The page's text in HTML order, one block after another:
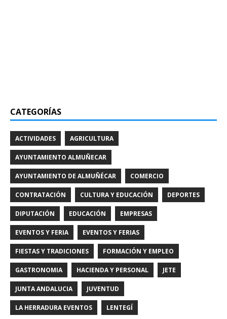
CATEGORÍAS
ACTIVIDADES AGRICULTURA
AYUNTAMIENTO ALMUÑECAR
AYUNTAMIENTO DE ALMUÑÉCAR COMERCIO
CONTRATACIÓN CULTURA Y EDUCACIÓN DEPORTES
DIPUTACIÓN EDUCACIÓN EMPRESAS
EVENTOS Y FERIA EVENTOS Y FERIAS
FIESTAS Y TRADICIONES FORMACIÓN Y EMPLEO
GASTRONOMIA HACIENDA Y PERSONAL JETE
JUNTA ANDALUCIA JUVENTUD
LA HERRADURA EVENTOS LENTEGÍ